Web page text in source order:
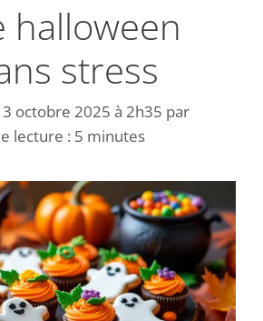
halloween
stress
octobre 2025 à 2h35 par
lecture : 5 minutes